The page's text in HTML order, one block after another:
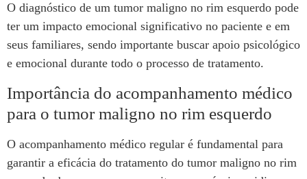
O diagnóstico de um tumor maligno no rim esquerdo pode
ter um impacto emocional significativo no paciente e em
seus familiares, sendo importante buscar apoio psicológico
e emocional durante todo o processo de tratamento.
Importância do acompanhamento médico
para o tumor maligno no rim esquerdo
O acompanhamento médico regular é fundamental para
garantir a eficácia do tratamento do tumor maligno no rim